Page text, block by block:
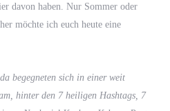
davon haben. Nur Sommer oder
möchte ich euch heute eine
begegneten sich in einer weit
hinter den 7 heiligen Hashtags, 7